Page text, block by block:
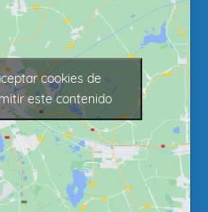
cookies de
este contenido